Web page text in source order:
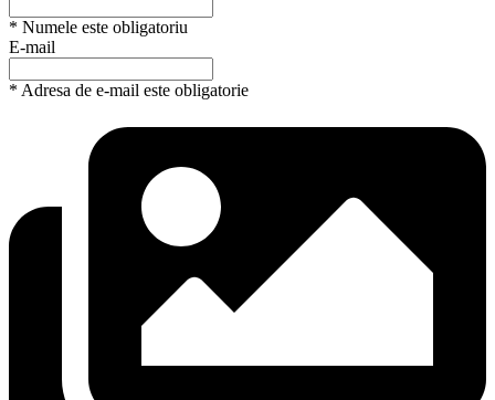
* Numele este obligatoriu
E-mail
* Adresa de e-mail este obligatorie